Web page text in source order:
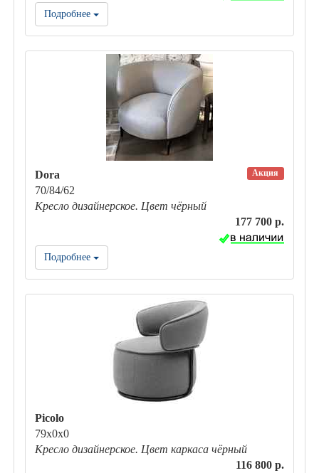
Подробнее
Акция
Dora
70/84/62
Кресло дизайнерское. Цвет чёрный
177 700 р.
Подробнее
Picolo
79х0х0
Кресло дизайнерское. Цвет каркаса чёрный
116 800 р.